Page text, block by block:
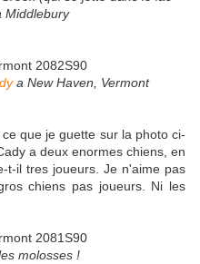
Middlebury
a New Haven, Vermont
que je guette sur la photo ci-
a deux enormes chiens, en
t-il tres joueurs. Je n'aime pas
chiens pas joueurs. Ni les
molosses !